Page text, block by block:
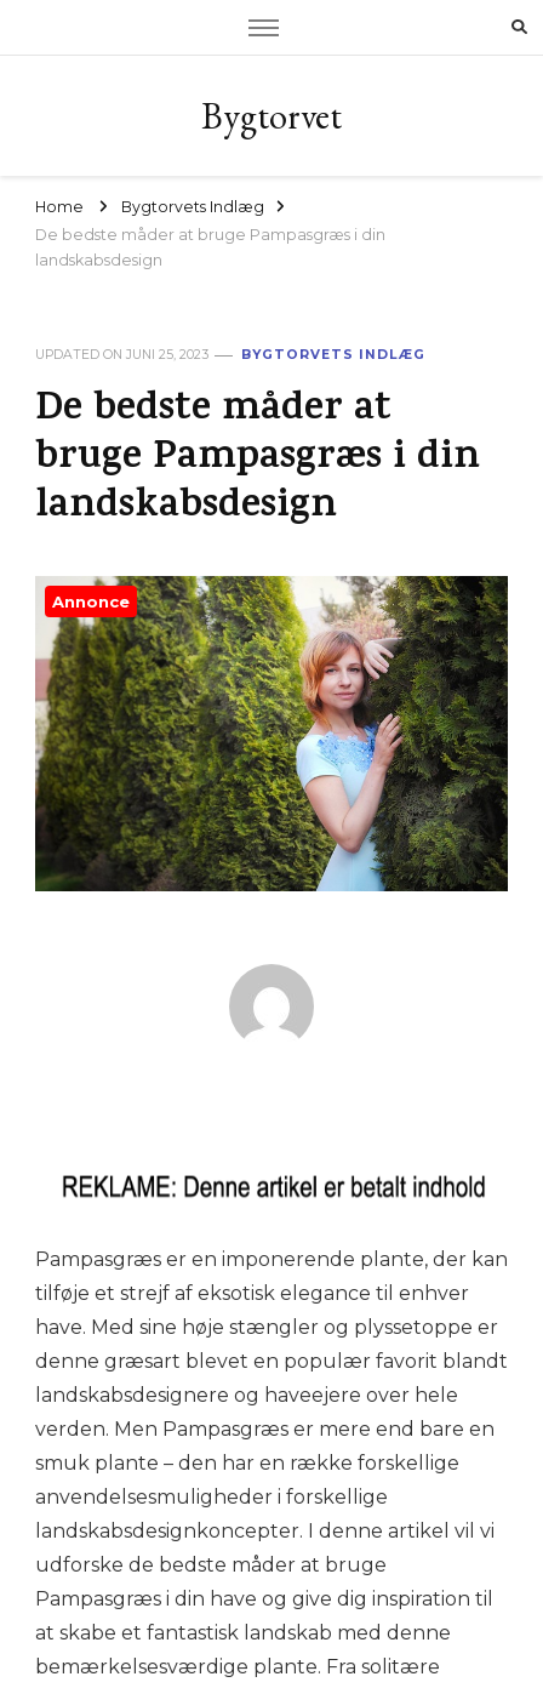
Bygtorvet
Home
Bygtorvets Indlæg
De bedste måder at bruge Pampasgræs i din
landskabsdesign
UPDATED ON JUNI 25, 2023 BYGTORVETS INDLÆG
De bedste måder at
bruge Pampasgræs i din
landskabsdesign
Annonce
Pampasgræs er en imponerende plante, der kan
tilføje et strejf af eksotisk elegance til enhver
have. Med sine høje stængler og plyssetoppe er
denne græsart blevet en populær favorit blandt
landskabsdesignere og haveejere over hele
verden. Men Pampasgræs er mere end bare en
smuk plante – den har en række forskellige
anvendelsesmuligheder i forskellige
landskabsdesignkoncepter. I denne artikel vil vi
udforske de bedste måder at bruge
Pampasgræs i din have og give dig inspiration til
at skabe et fantastisk landskab med denne
bemærkelsesværdige plante. Fra solitære